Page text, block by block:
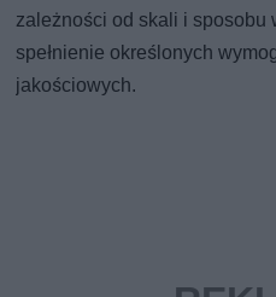
zależności od skali i
spełnienie określonych
jakościowych.